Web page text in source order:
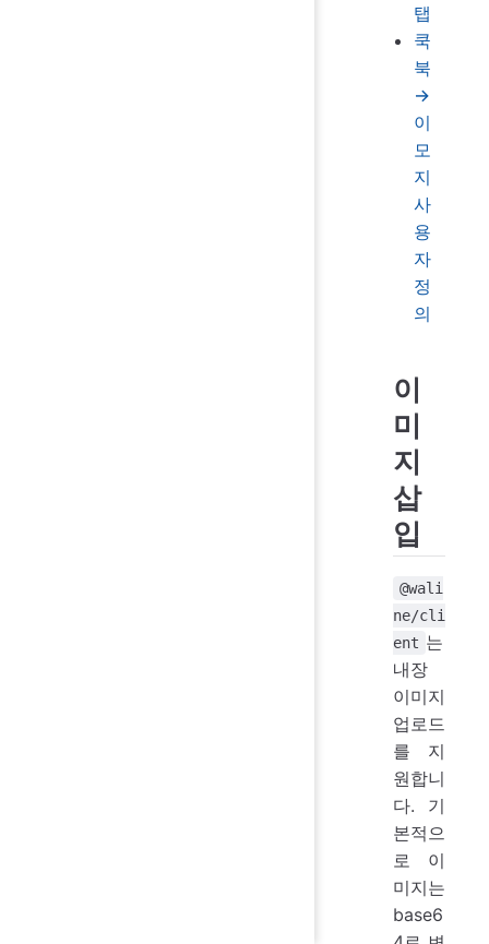
탭
쿡
북
→
이
모
지
사
용
자
정
의
이
미
지
삽
입
@wali
ne/cli
ent 는
내장
이미지
업로드
를 지
원합니
다. 기
본적으
로 이
미지는
base6